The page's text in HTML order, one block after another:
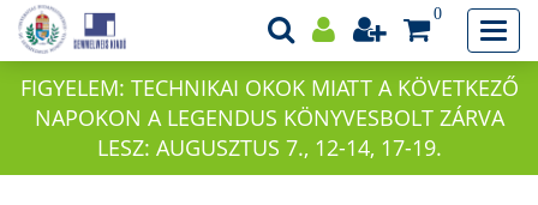
0
FIGYELEM: TECHNIKAI OKOK MIATT A KÖVETKEZŐ
NAPOKON A LEGENDUS KÖNYVESBOLT ZÁRVA
LESZ: AUGUSZTUS 7., 12-14, 17-19.